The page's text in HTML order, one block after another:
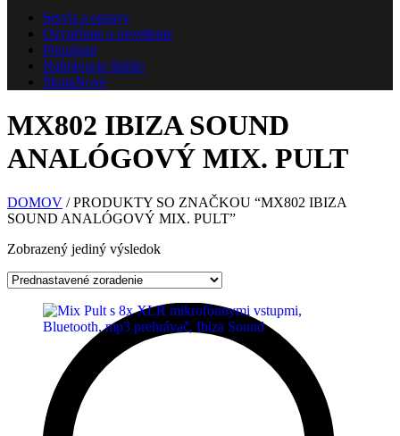
Servis a opravy
Ozvučenie a osvetlenie
Prenájom
Nahrávacie štúdio
ŠkolaNové
MX802 IBIZA SOUND
ANALÓGOVÝ MIX. PULT
DOMOV / PRODUKTY SO ZNAČKOU “MX802 IBIZA
SOUND ANALÓGOVÝ MIX. PULT”
Zobrazený jediný výsledok